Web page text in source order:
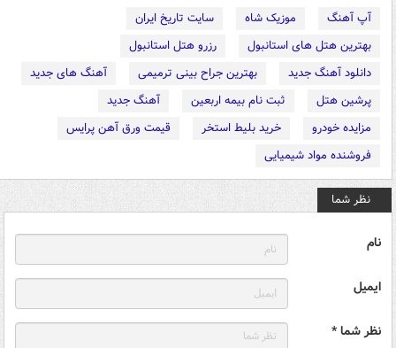
آپ آهنگ موزیک شاه
سایت تاریخ ایران
بهترین هتل های استانبول
رزرو هتل استانبول
دانلود آهنگ جدید
بهترین جراح بینی ترمیمی
آهنگ های جدید
پرشین هتل
ثبت نام بیمه اربعین
آهنگ جدید
مزایده خودرو
خرید بلیط استخر
قیمت ورق آهن پرایس
فروشنده مواد شیمیایی
نظر شما
نام
ایمیل
نظر شما *